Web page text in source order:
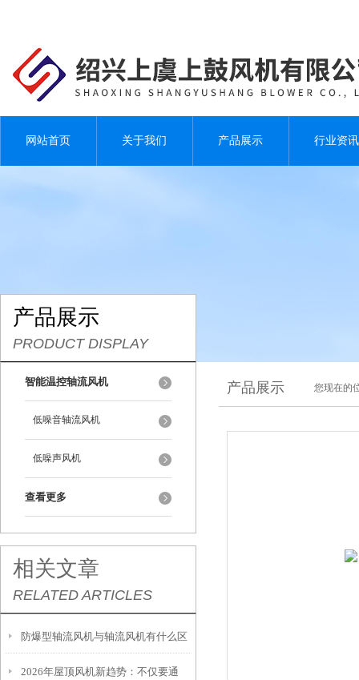
网站首页 关于我们 产品展示 行业资讯
产品展示
PRODUCT DISPLAY
智能温控轴流风机
低噪音轴流风机
低噪声风机
查看更多
相关文章
RELATED ARTICLES
防爆型轴流风机与轴流风机有什么区
别
2026年屋顶风机新趋势：不仅要通
产品展示 您现在的